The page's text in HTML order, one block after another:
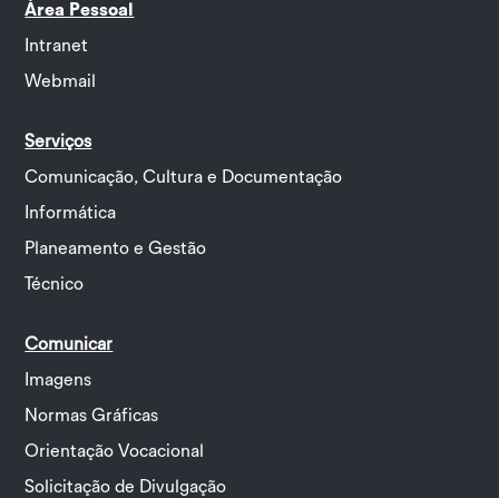
Área Pessoal
Intranet
Webmail
Serviços
Comunicação, Cultura e Documentação
Informática
Planeamento e Gestão
Técnico
Comunicar
Imagens
Normas Gráficas
Orientação Vocacional
Solicitação de Divulgação